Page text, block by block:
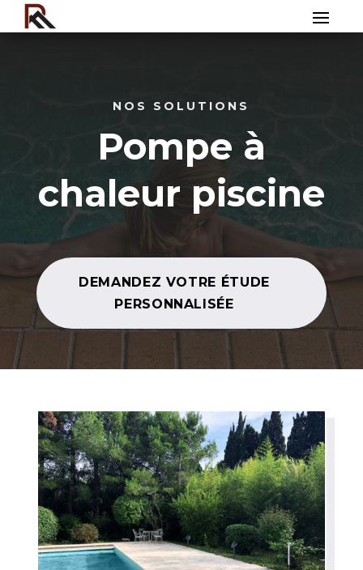
NOS SOLUTIONS
Pompe à
chaleur piscine
DEMANDEZ VOTRE ÉTUDE
PERSONNALISÉE